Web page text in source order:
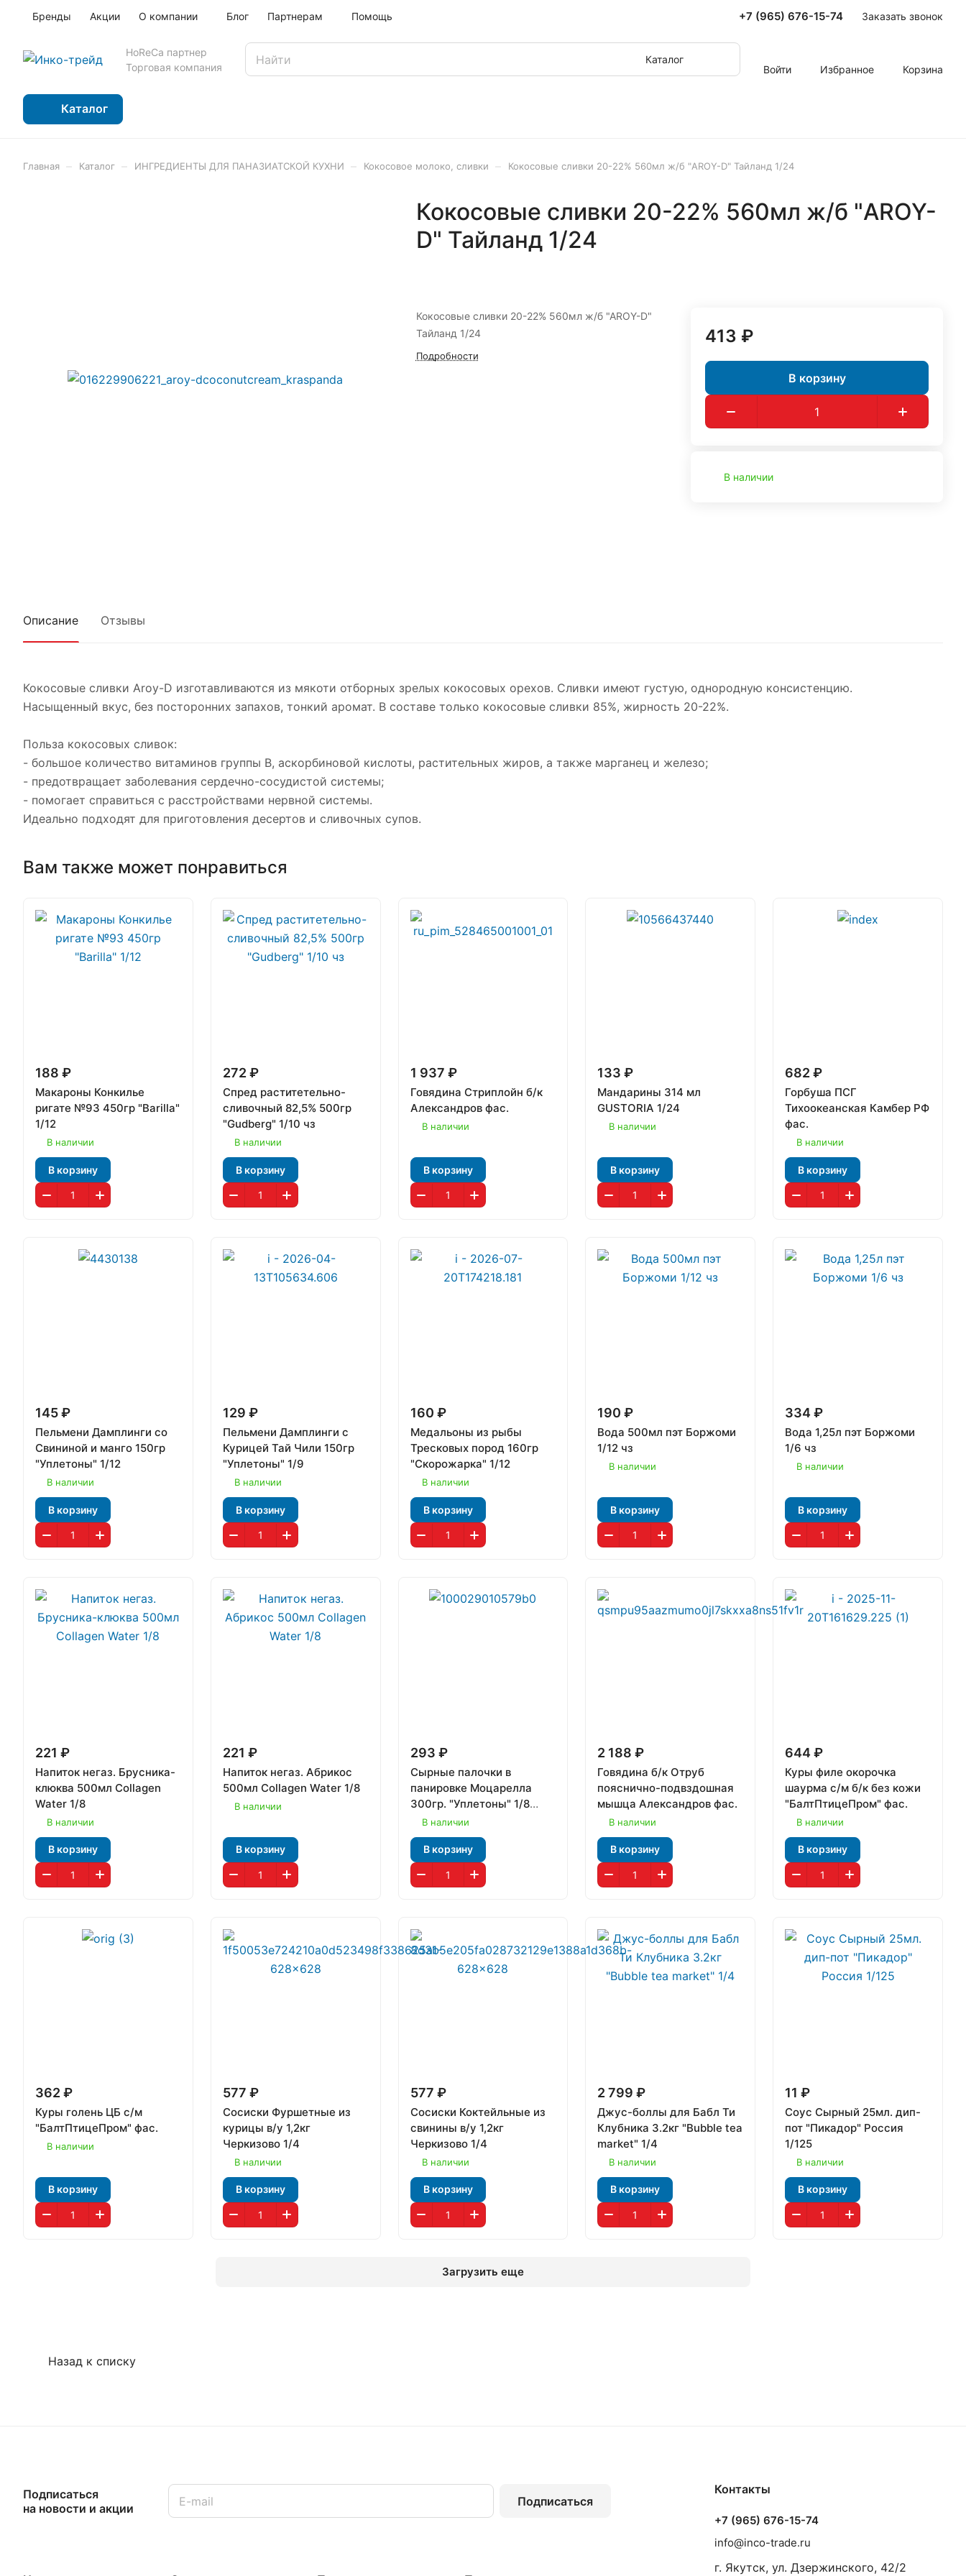
Бренды Акции О компании Блог Партнерам Помощь +7 (965) 676-15-74 Заказать звонок
HoReCa партнер
Торговая компания
Каталог
Войти
Избранное Корзина
Каталог
Главная Каталог ИНГРЕДИЕНТЫ ДЛЯ ПАНАЗИАТСКОЙ КУХНИ Кокосовое молоко, сливки Кокосовые сливки 20-22% 560мл ж/б "AROY-D" Тайланд 1/24
Кокосовые сливки 20-22% 560мл ж/б "AROY-
D" Тайланд 1/24
Кокосовые сливки 20-22% 560мл ж/б "AROY-D"
Тайланд 1/24
Подробности
413 ₽
В корзину
В наличии
Описание Отзывы
Кокосовые сливки Aroy-D изготавливаются из мякоти отборных зрелых кокосовых орехов. Сливки имеют густую, однородную консистенцию.
Насыщенный вкус, без посторонних запахов, тонкий аромат. В составе только кокосовые сливки 85%, жирность 20-22%.
Польза кокосовых сливок:
- большое количество витаминов группы В, аскорбиновой кислоты, растительных жиров, а также марганец и железо;
- предотвращает заболевания сердечно-сосудистой системы;
- помогает справиться с расстройствами нервной системы.
Идеально подходят для приготовления десертов и сливочных супов.
Вам также может понравиться
188 ₽
Макароны Конкилье
ригате №93 450гр "Barilla"
1/12
В наличии
В корзину
272 ₽
Спред раститетельно-
сливочный 82,5% 500гр
"Gudberg" 1/10 чз
В наличии
В корзину
1 937 ₽
Говядина Стриплойн б/к
Александров фас.
В наличии
В корзину
133 ₽
Мандарины 314 мл
GUSTORIA 1/24
В наличии
В корзину
682 ₽
Горбуша ПСГ
Тихоокеанская Камбер РФ
фас.
В наличии
В корзину
145 ₽
Пельмени Дамплинги со
Свининой и манго 150гр
"Уплетоны" 1/12
В наличии
В корзину
129 ₽
Пельмени Дамплинги с
Курицей Тай Чили 150гр
"Уплетоны" 1/9
В наличии
В корзину
160 ₽
Медальоны из рыбы
Тресковых пород 160гр
"Скорожарка" 1/12
В наличии
В корзину
190 ₽
Вода 500мл пэт Боржоми
1/12 чз
В наличии
В корзину
334 ₽
Вода 1,25л пэт Боржоми
1/6 чз
В наличии
В корзину
221 ₽
Напиток негаз. Брусника-
клюква 500мл Collagen
Water 1/8
В наличии
В корзину
221 ₽
Напиток негаз. Абрикос
500мл Collagen Water 1/8
В наличии
В корзину
293 ₽
Сырные палочки в
панировке Моцарелла
300гр. "Уплетоны" 1/8
(1258)
В наличии
В корзину
2 188 ₽
Говядина б/к Отруб
пояснично-подвздошная
мышца Александров фас.
В наличии
В корзину
644 ₽
Куры филе окорочка
шаурма с/м б/к без кожи
"БалтПтицеПром" фас.
В наличии
В корзину
362 ₽
Куры голень ЦБ с/м
"БалтПтицеПром" фас.
В наличии
В корзину
577 ₽
Сосиски Фуршетные из
курицы в/у 1,2кг
Черкизово 1/4
В наличии
В корзину
577 ₽
Сосиски Коктейльные из
свинины в/у 1,2кг
Черкизово 1/4
В наличии
В корзину
2 799 ₽
Джус-боллы для Бабл Ти
Клубника 3.2кг "Bubble tea
market" 1/4
В наличии
В корзину
11 ₽
Соус Сырный 25мл. дип-
пот "Пикадор" Россия
1/125
В наличии
В корзину
Загрузить еще
Назад к списку
Подписаться
на новости и акции
Подписаться
Контакты
+7 (965) 676-15-74
info@inco-trade.ru
г. Якутск, ул. Дзержинского, 42/2